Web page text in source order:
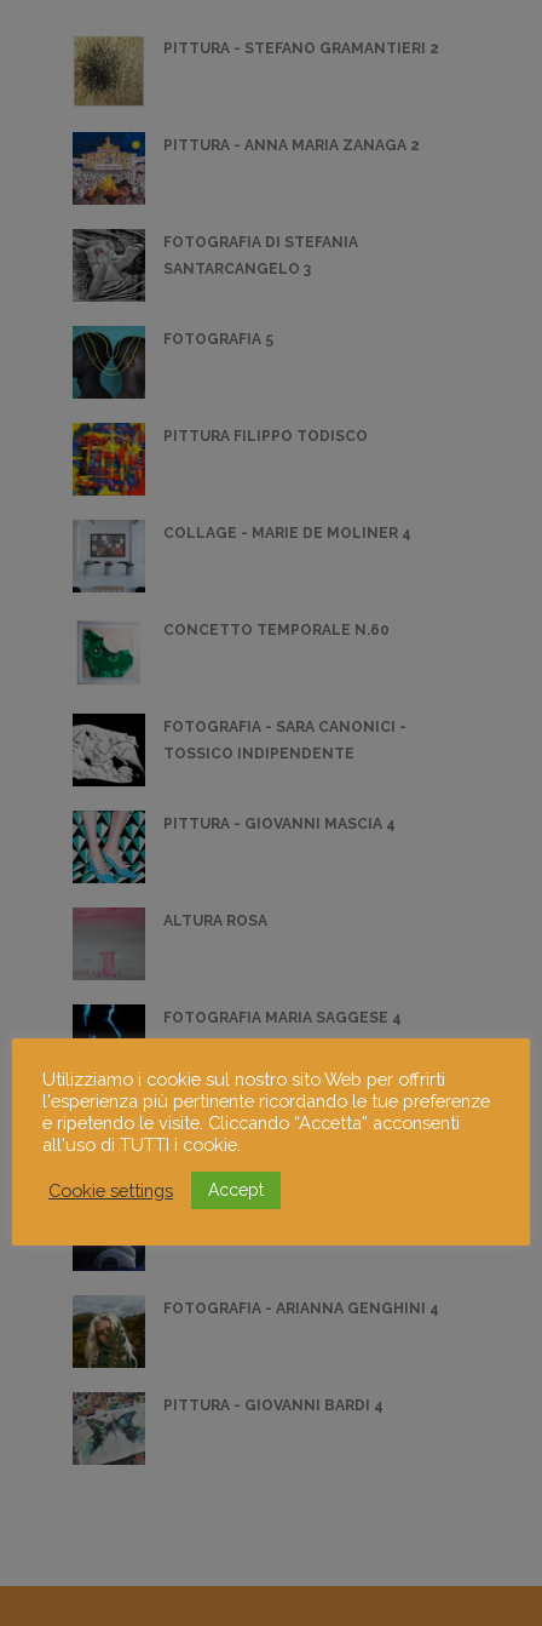
PITTURA - STEFANO GRAMANTIERI 2
PITTURA - ANNA MARIA ZANAGA 2
FOTOGRAFIA DI STEFANIA
SANTARCANGELO 3
FOTOGRAFIA 5
PITTURA FILIPPO TODISCO
COLLAGE - MARIE DE MOLINER 4
CONCETTO TEMPORALE N.60
FOTOGRAFIA - SARA CANONICI -
TOSSICO INDIPENDENTE
PITTURA - GIOVANNI MASCIA 4
ALTURA ROSA
FOTOGRAFIA MARIA SAGGESE 4
SCULTURA - KATERYNA VESHTAK 1
SCULTURA - STEFANO VIGNALI 4
FOTOGRAFIA - ARIANNA GENGHINI 4
PITTURA - GIOVANNI BARDI 4
Utilizziamo i cookie sul nostro sito Web per offrirti
l'esperienza più pertinente ricordando le tue preferenze
e ripetendo le visite. Cliccando “Accetta” acconsenti
all'uso di TUTTI i cookie.
Cookie settings Accept